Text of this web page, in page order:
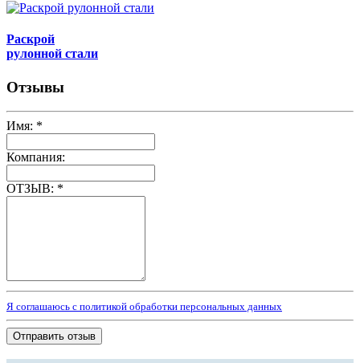
Раскрой
рулонной стали
Отзывы
Имя: *
Компания:
ОТЗЫВ: *
Я соглашаюсь с политикой обработки персональных данных
Отправить отзыв